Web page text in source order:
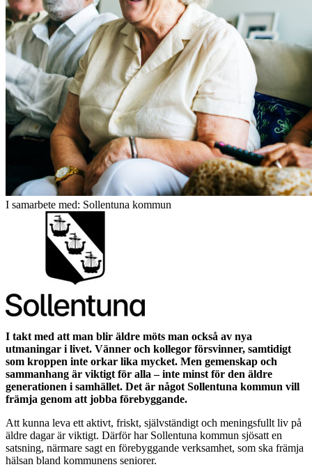
I samarbete med: Sollentuna kommun
I takt med att man blir äldre möts man också av nya
utmaningar i livet. Vänner och kollegor försvinner, samtidigt
som kroppen inte orkar lika mycket. Men gemenskap och
sammanhang är viktigt för alla – inte minst för den äldre
generationen i samhället. Det är något Sollentuna kommun vill
främja genom att jobba förebyggande.
Att kunna leva ett aktivt, friskt, självständigt och meningsfullt liv på
äldre dagar är viktigt. Därför har Sollentuna kommun sjösatt en
satsning, närmare sagt en förebyggande verksamhet, som ska främja
hälsan bland kommunens seniorer.